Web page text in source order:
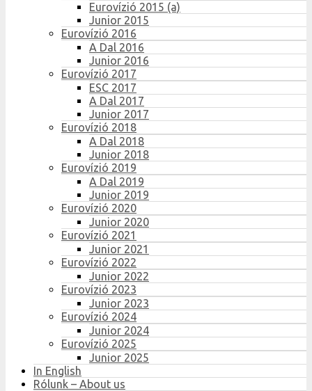
Eurovízió 2015 (a)
Junior 2015
Eurovízió 2016
A Dal 2016
Junior 2016
Eurovízió 2017
ESC 2017
A Dal 2017
Junior 2017
Eurovízió 2018
A Dal 2018
Junior 2018
Eurovízió 2019
A Dal 2019
Junior 2019
Eurovízió 2020
Junior 2020
Eurovízió 2021
Junior 2021
Eurovízió 2022
Junior 2022
Eurovízió 2023
Junior 2023
Eurovízió 2024
Junior 2024
Eurovízió 2025
Junior 2025
In English
Rólunk – About us